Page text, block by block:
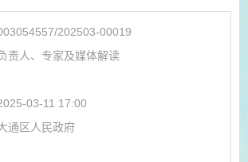
202503-00019
责人、专家及媒体解读
03-11 17:00
通区人民政府